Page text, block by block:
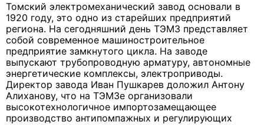
Томский электромеханический завод основали в
1920 году, это одно из старейших предприятий
региона. На сегодняшний день ТЭМЗ представляет
собой современное машиностроительное
предприятие замкнутого цикла. На заводе
выпускают трубопроводную арматуру, автономные
энергетические комплексы, электроприводы.
Директор завода Иван Пушкарев доложил Антону
Алиханову, что на ТЭМЗе организовали
высокотехнологичное импортозамещающее
производство антипомпажных и регулирующих